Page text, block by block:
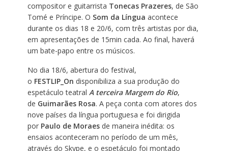
compositor e guitarrista Tonecas Prazeres, de São
Tomé e Príncipe. O Som da Língua acontece
durante os dias 18 e 20/6, com três artistas por dia,
em apresentações de 15min cada. Ao final, haverá
um bate-papo entre os músicos.
No dia 18/6, abertura do festival,
o FESTLIP_On disponibiliza a sua produção do
espetáculo teatral A terceira Margem do Rio,
de Guimarães Rosa. A peça conta com atores dos
nove países da língua portuguesa e foi dirigida
por Paulo de Moraesde maneira inédita: os
ensaios aconteceram no período de um mês,
através do Skype, e o espetáculo foi montado